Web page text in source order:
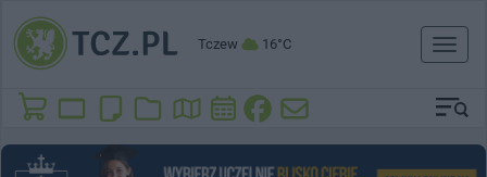
Tczew 16°C
Toggle